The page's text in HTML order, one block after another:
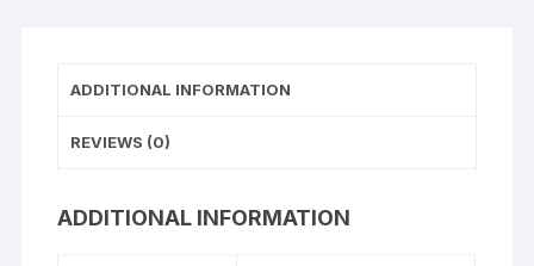
ADDITIONAL INFORMATION
REVIEWS (0)
ADDITIONAL INFORMATION